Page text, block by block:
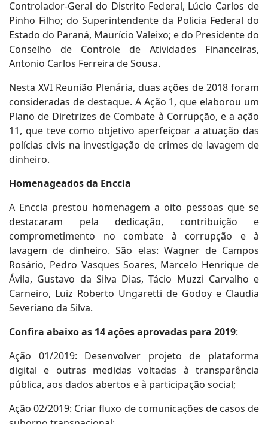
Controlador-Geral do Distrito Federal, Lúcio Carlos de
Pinho Filho; do Superintendente da Policia Federal do
Estado do Paraná, Maurício Valeixo; e do Presidente do
Conselho de Controle de Atividades Financeiras,
Antonio Carlos Ferreira de Sousa.
Nesta XVI Reunião Plenária, duas ações de 2018 foram
consideradas de destaque. A Ação 1, que elaborou um
Plano de Diretrizes de Combate à Corrupção, e a ação
11, que teve como objetivo aperfeiçoar a atuação das
polícias civis na investigação de crimes de lavagem de
dinheiro.
Homenageados da Enccla
A Enccla prestou homenagem a oito pessoas que se
destacaram pela dedicação, contribuição e
comprometimento no combate à corrupção e à
lavagem de dinheiro. São elas: Wagner de Campos
Rosário, Pedro Vasques Soares, Marcelo Henrique de
Ávila, Gustavo da Silva Dias, Tácio Muzzi Carvalho e
Carneiro, Luiz Roberto Ungaretti de Godoy e Claudia
Severiano da Silva.
Confira abaixo as 14 ações aprovadas para 2019:
Ação 01/2019: Desenvolver projeto de plataforma
digital e outras medidas voltadas à transparência
pública, aos dados abertos e à participação social;
Ação 02/2019: Criar fluxo de comunicações de casos de